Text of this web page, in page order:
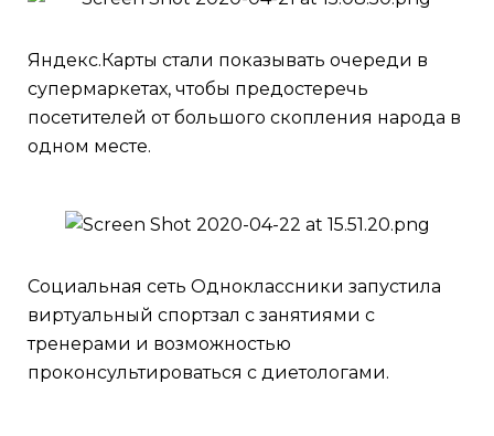
Яндекс.Карты стали показывать очереди в
супермаркетах, чтобы предостеречь
посетителей от большого скопления народа в
одном месте.
Социальная сеть Одноклассники запустила
виртуальный спортзал с занятиями с
тренерами и возможностью
проконсультироваться с диетологами.